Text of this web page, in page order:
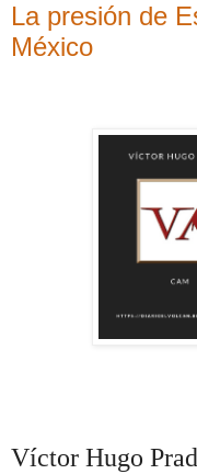
La presión de
México
Víctor Hugo